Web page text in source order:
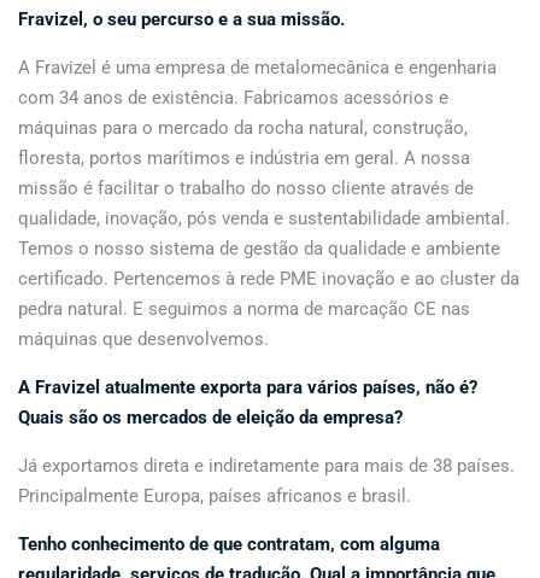
Fravizel, o seu percurso e a sua missão.
A Fravizel é uma empresa de metalomecânica e engenharia
com 34 anos de existência. Fabricamos acessórios e
máquinas para o mercado da rocha natural, construção,
floresta, portos marítimos e indústria em geral. A nossa
missão é facilitar o trabalho do nosso cliente através de
qualidade, inovação, pós venda e sustentabilidade ambiental.
Temos o nosso sistema de gestão da qualidade e ambiente
certificado. Pertencemos à rede PME inovação e ao cluster da
pedra natural. E seguimos a norma de marcação CE nas
máquinas que desenvolvemos.
A Fravizel atualmente exporta para vários países, não é?
Quais são os mercados de eleição da empresa?
Já exportamos direta e indiretamente para mais de 38 países.
Principalmente Europa, países africanos e brasil.
Tenho conhecimento de que contratam, com alguma